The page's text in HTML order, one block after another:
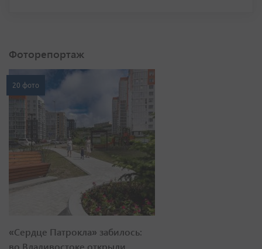
Фоторепортаж
20 фото
«Сердце Патрокла» забилось: